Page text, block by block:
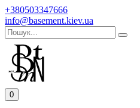
+380503347666
info@basement.kiev.ua
0